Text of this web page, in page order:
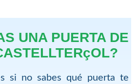
UNA PUERTA DE
si no sabes qué puerta te